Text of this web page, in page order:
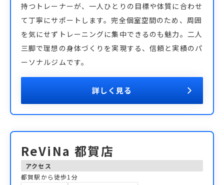
持つトレーナーが、一人ひとりの目標や体質に合わせ
て丁寧にサポートします。完全個室空間のため、周囲
を気にせずトレーニングに集中できるのも魅力。二人
三脚で理想の身体づくりを実現する、信頼と実績のパ
ーソナルジムです。
詳しく見る
ReViNa 都賀店
アクセス
都賀駅から徒歩1分